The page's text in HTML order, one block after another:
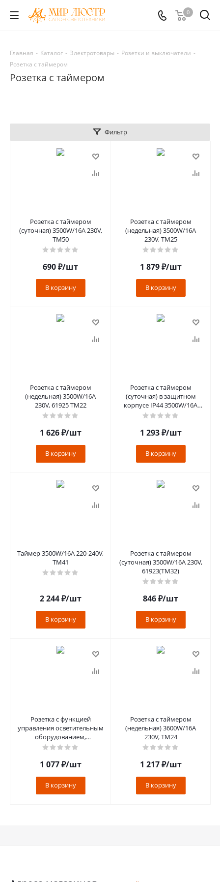
0
Главная - Каталог - Электротовары - Розетки и выключатели -
Розетка с таймером
Розетка с таймером
Фильтр
Розетка с таймером
(суточная) 3500W/16A 230V,
TM50
690₽/шт
В корзину
Розетка с таймером
(недельная) 3500W/16A
230V, TM25
1 879₽/шт
В корзину
Розетка с таймером
(недельная) 3500W/16A
230V, 61925 TM22
1 626₽/шт
В корзину
Розетка с таймером
(суточная) в защитном
корпусе IP44 3500W/16A
230V, 61924 TM31
1 293₽/шт
В корзину
Таймер 3500W/16A 220-240V,
TM41
2 244₽/шт
В корзину
Розетка с таймером
(суточная) 3500W/16A 230V,
61923(TM32)
846₽/шт
В корзину
Розетка с функцией
управления осветительным
оборудованием,
радиочастотная, TM500,
1 077₽/шт
В корзину
Розетка с таймером
(недельная) 3600W/16A
230V, TM24
1 217₽/шт
В корзину